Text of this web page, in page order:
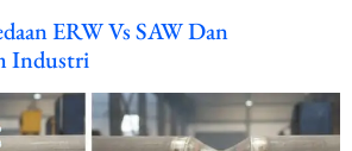
ERW Vs SAW Dan
Industri